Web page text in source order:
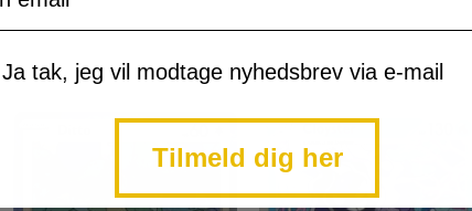
Ja tak, jeg vil modtage nyhedsbrev via e-mail
Tilmeld dig her